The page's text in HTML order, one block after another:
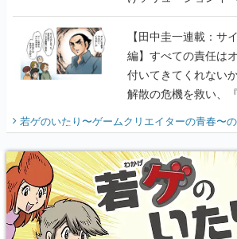
に行って、より理解
【田中圭一連載：サ
編】すべての責任は
付いてきてくれない
解散の危機を救い、
開く。業界の快男児
『少年ジャンプ』色
り】
若ゲのいたり〜ゲームクリエイターの青春〜